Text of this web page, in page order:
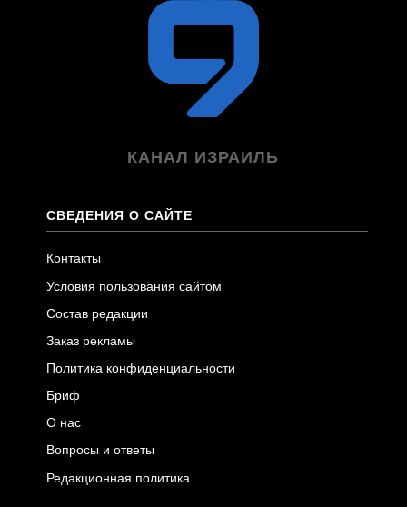
КАНАЛ ИЗРАИЛЬ
СВЕДЕНИЯ О САЙТЕ
Контакты
Условия пользования сайтом
Состав редакции
Заказ рекламы
Политика конфиденциальности
Бриф
О нас
Вопросы и ответы
Редакционная политика